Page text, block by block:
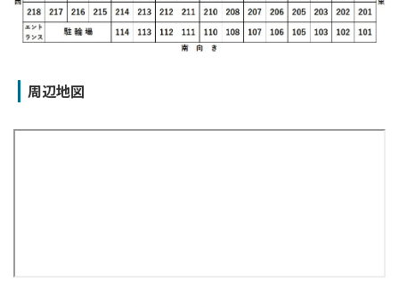
周辺地図